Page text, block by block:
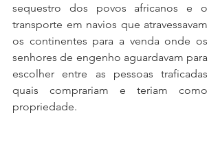
sequestro dos povos africanos e o
transporte em navios que atravessavam
os continentes para a venda onde os
senhores de engenho aguardavam para
escolher entre as pessoas traficadas
quais comprariam e teriam como
propriedade.